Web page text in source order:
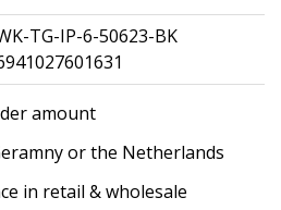
TG-IP-6-50623-BK
amount
or the Netherlands
in retail & wholesale